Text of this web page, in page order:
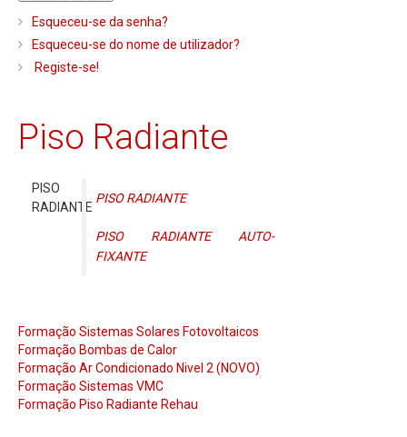
Caldeiras e Queimadores
Biomassa
Piso Radiante
Depósitos de Gasóleo e Água
Regulação e Controlo
Complementos de Instalação
Chaminés
Tubagens e Acessórios
Ferramentas
Esqueceu-se da senha?
Esqueceu-se do nome de utilizador?
Registe-se!
Piso Radiante
PISO
RADIANTE
PISO RADIANTE
PISO RADIANTE AUTO-
FIXANTE
Formação Sistemas Solares Fotovoltaicos
Formação Bombas de Calor
Formação Ar Condicionado Nivel 2 (NOVO)
Formação Sistemas VMC
Formação Piso Radiante Rehau